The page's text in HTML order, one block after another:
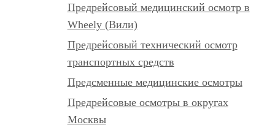
Предрейсовый медицинский осмотр в
Wheely (Вили)
Предрейсовый технический осмотр
транспортных средств
Предсменные медицинские осмотры
Предрейсовые осмотры в округах
Москвы